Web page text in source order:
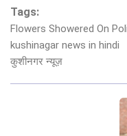
Tags:
Flowers Showered On
kushinagar news in hindi
कुशीनगर न्यूज़